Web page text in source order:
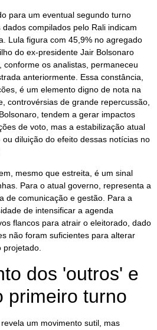
para um eventual segundo turno
compilados pelo Rali indicam
Lula figura com 45,9% no agregado
do ex-presidente Jair Bolsonaro
conforme os analistas, permaneceu
anteriormente. Essa constância,
é um elemento digno de nota na
controvérsias de grande repercussão,
tendem a gerar impactos
de voto, mas a estabilização atual
diluição do efeito dessas notícias no
mesmo que estreita, é um sinal
Para o atual governo, representa a
de comunicação e gestão. Para a
de intensificar a agenda
flancos para atrair o eleitorado, dado
não foram suficientes para alterar
dos 'outros' e
primeiro turno
um movimento sutil, mas